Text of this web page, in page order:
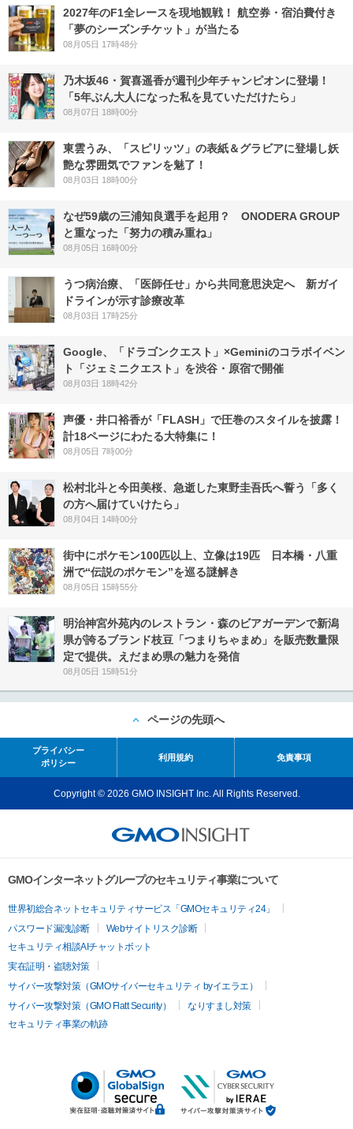
2027年のF1全レースを現地観戦！ 航空券・宿泊費付き
「夢のシーズンチケット」が当たる
08月05日 17時48分
乃木坂46・賀喜遥香が週刊少年チャンピオンに登場！
「5年ぶん大人になった私を見ていただけたら」
08月07日 18時00分
東雲うみ、「スピリッツ」の表紙＆グラビアに登場し妖
艶な雰囲気でファンを魅了！
08月03日 18時00分
なぜ59歳の三浦知良選手を起用？ ONODERA GROUP
と重なった「努力の積み重ね」
08月05日 16時00分
うつ病治療、「医師任せ」から共同意思決定へ 新ガイ
ドラインが示す診療改革
08月03日 17時25分
Google、「ドラゴンクエスト」×Geminiのコラボイベン
ト「ジェミニクエスト」を渋谷・原宿で開催
08月03日 18時42分
声優・井口裕香が「FLASH」で圧巻のスタイルを披露！
計18ページにわたる大特集に！
08月05日 7時00分
松村北斗と今田美桜、急逝した東野圭吾氏へ誓う「多く
の方へ届けていけたら」
08月04日 14時00分
街中にポケモン100匹以上、立像は19匹 日本橋・八重
洲で“伝説のポケモン”を巡る謎解き
08月05日 15時55分
明治神宮外苑内のレストラン・森のビアガーデンで新潟
県が誇るブランド枝豆「つまりちゃまめ」を販売数量限
定で提供。えだまめ県の魅力を発信
08月05日 15時51分
ページの先頭へ
プライバシー
ポリシー
利用規約 免責事項
Copyright © 2026 GMO INSIGHT Inc. All Rights Reserved.
GMOインターネットグループのセキュリティ事業について
世界初総合ネットセキュリティサービス「GMOセキュリティ24」
パスワード漏洩診断
Webサイトリスク診断
セキュリティ相談AIチャットボット
実在証明・盗聴対策
サイバー攻撃対策（GMOサイバーセキュリティ byイエラエ）
サイバー攻撃対策（GMO Flatt Security）
なりすまし対策
セキュリティ事業の軌跡